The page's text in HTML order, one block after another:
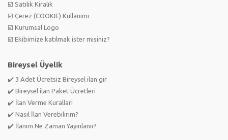
☑️ Satılık Kiralık
☑️ Çerez (COOKIE) Kullanımı
☑️ Kurumsal Logo
☑️ Ekibimize katılmak ister misiniz?
Bireysel Üyelik
✔️ 3 Adet Ücretsiz Bireysel ilan gir
✔️ Bireysel ilan Paket Ücretleri
✔️ İlan Verme Kuralları
✔️ Nasıl İlan Verebilirim?
✔️ İlanım Ne Zaman Yayınlanır?